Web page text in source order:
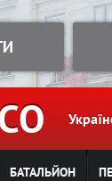
БАТАЛЬЙОН